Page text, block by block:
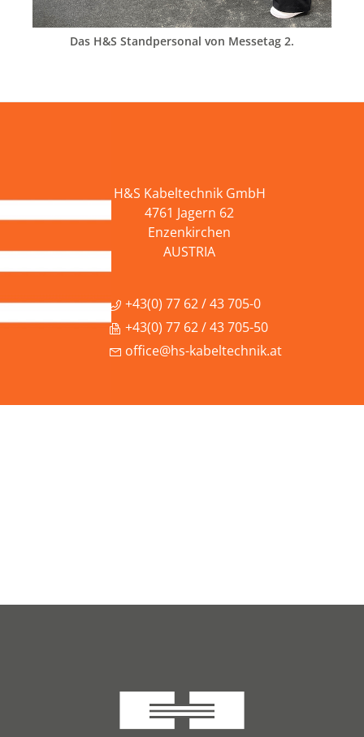
Das H&S Standpersonal von Messetag 2.
H&S Kabeltechnik GmbH
4761 Jagern 62
Enzenkirchen
AUSTRIA
+43(0) 77 62 / 43 705-0
+43(0) 77 62 / 43 705-50
office@hs-kabeltechnik.at